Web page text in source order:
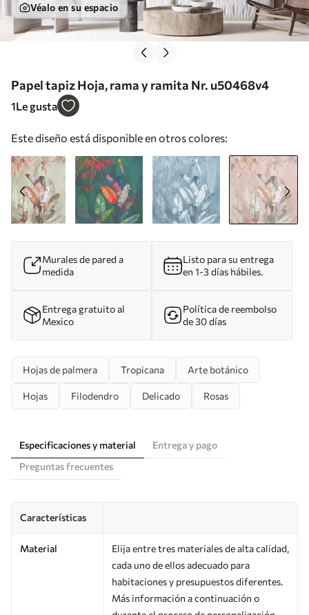
Véalo en su espacio
Papel tapiz Hoja, rama y ramita Nr. u50468v4
1Le gusta
Este diseño está disponible en otros colores:
Murales de pared a
medida
Listo para su entrega
en 1-3 días hábiles.
Entrega gratuito al
Mexico
Política de reembolso
de 30 días
Hojas de palmera Tropicana Arte botánico
Hojas Filodendro Delicado Rosas
Especificaciones y material
Entrega y pago
Preguntas frecuentes
Características
Material
Elija entre tres materiales de alta calidad,
cada uno de ellos adecuado para
habitaciones y presupuestos diferentes.
Más información a continuación o